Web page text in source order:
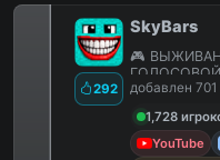
292
SkyBars
🎮
ГОЛОСОВОЙ
добавлен
1,728
YouTube